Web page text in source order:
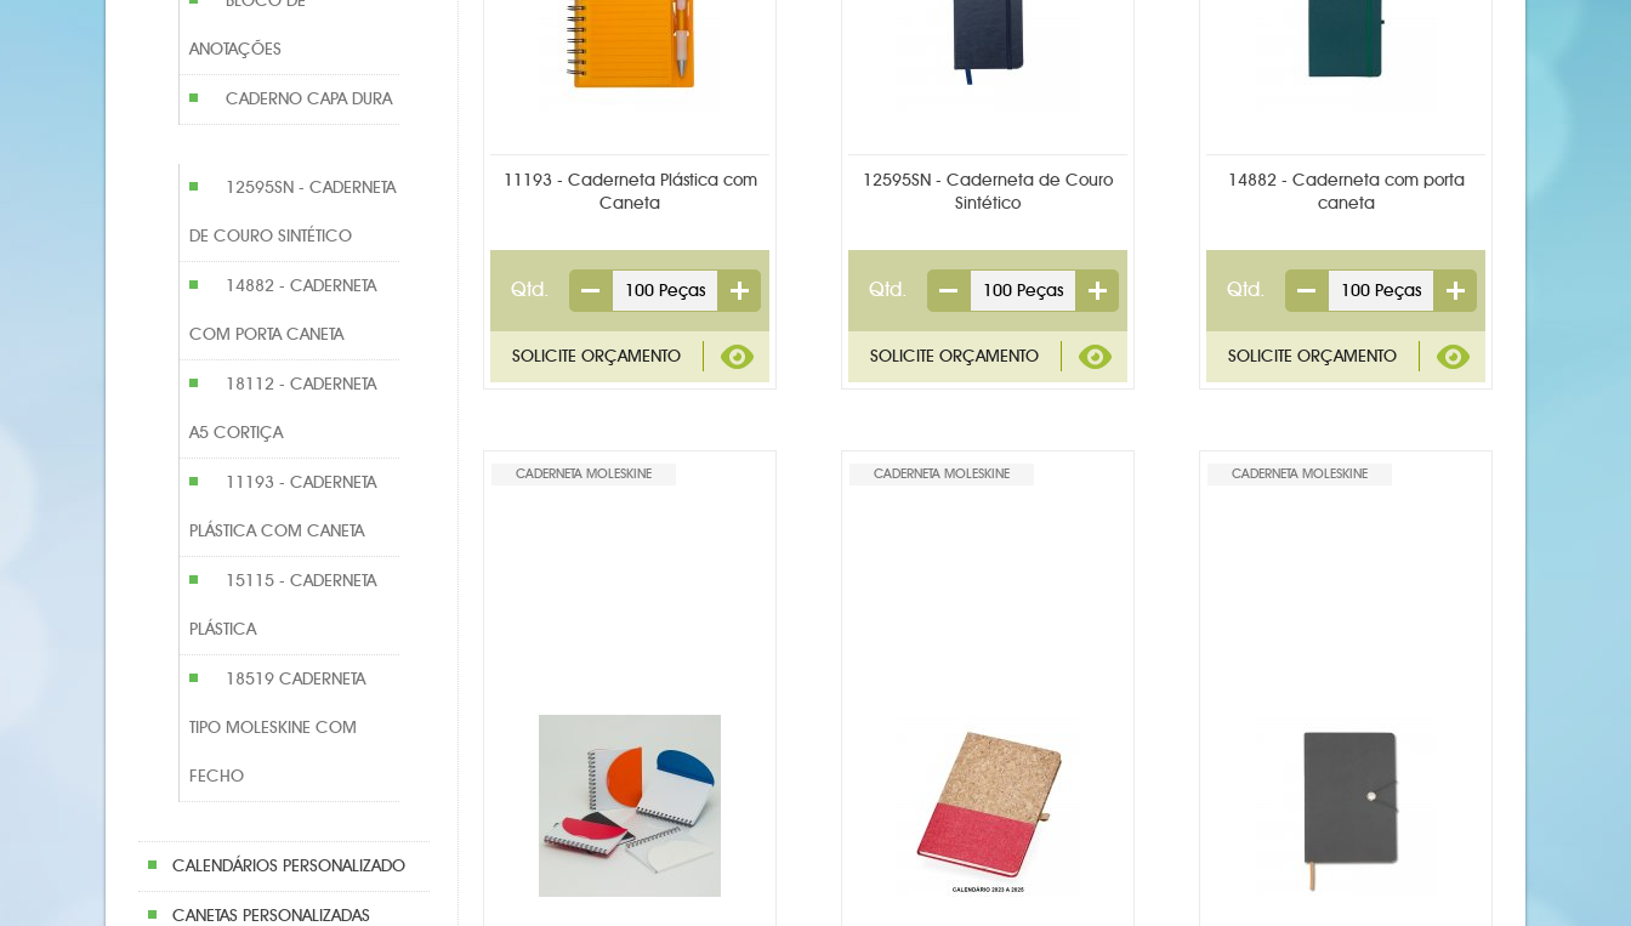
ANOTAÇÕES
CADERNO CAPA DURA
12595SN - CADERNETA
DE COURO SINTÉTICO
14882 - CADERNETA
COM PORTA CANETA
18112 - CADERNETA
A5 CORTIÇA
11193 - CADERNETA
PLÁSTICA COM CANETA
15115 - CADERNETA
PLÁSTICA
18519 CADERNETA
TIPO MOLESKINE COM
FECHO
CALENDÁRIOS PERSONALIZADO
CANETAS PERSONALIZADAS
11193 - Caderneta Plástica com
Caneta
Qtd.
12595SN - Caderneta de Couro
Sintético
Qtd.
14882 - Caderneta com porta
caneta
Qtd.
CADERNETA MOLESKINE CADERNETA MOLESKINE CADERNETA MOLESKINE